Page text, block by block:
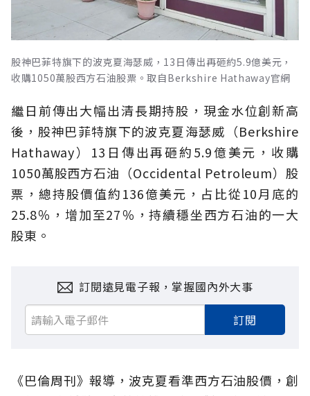
股神巴菲特旗下的波克夏海瑟威，13日傳出再砸約5.9億美元，
收購1050萬股西方石油股票。取自Berkshire Hathaway官網
繼日前傳出大幅出清長期持股，現金水位創新高
後，股神巴菲特旗下的波克夏海瑟威（Berkshire
Hathaway）13日傳出再砸約5.9億美元，收購
1050萬股西方石油（Occidental Petroleum）股
票，總持股價值約136億美元，占比從10月底的
25.8％，增加至27％，持續穩坐西方石油的一大
股東。
訂閱遠見電子報，掌握國內外大事
訂閱
《巴倫周刊》報導，波克夏看準西方石油股價，創